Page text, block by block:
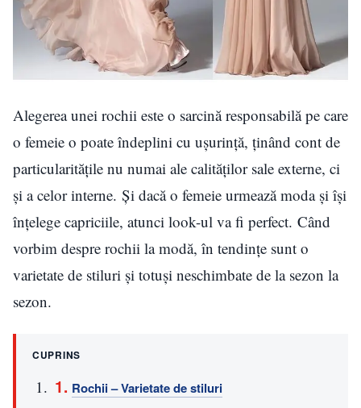
Alegerea unei rochii este o sarcină responsabilă pe care
o femeie o poate îndeplini cu ușurință, ținând cont de
particularitățile nu numai ale calităților sale externe, ci
și a celor interne. Și dacă o femeie urmează moda și își
înțelege capriciile, atunci look-ul va fi perfect. Când
vorbim despre rochii la modă, în tendințe sunt o
varietate de stiluri și totuși neschimbate de la sezon la
sezon.
CUPRINS
Rochii – Varietate de stiluri